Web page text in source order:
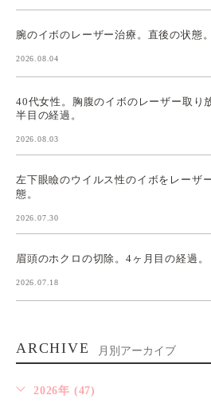
腕のイボのレーザー治療。直後の状態。
2026.08.04
40代女性。胸腹のイボのレーザー取り
半目の経過。
2026.08.03
左下眼瞼のウイルス性のイボをレーザ
態。
2026.07.30
眉頭のホクロの切除。4ヶ月目の経過。
2026.07.18
ARCHIVE 月別アーカイブ
2026年 (47)